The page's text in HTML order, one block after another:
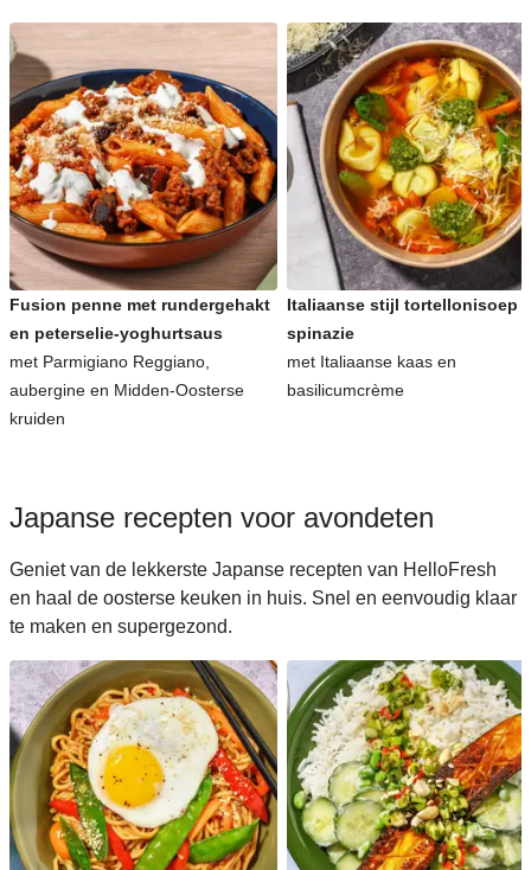
Fusion penne met rundergehakt
en peterselie-yoghurtsaus
met Parmigiano Reggiano,
aubergine en Midden-Oosterse
kruiden
Italiaanse stijl tortellonisoep
spinazie
met Italiaanse kaas en
basilicumcrème
Japanse recepten voor avondeten
Geniet van de lekkerste Japanse recepten van HelloFresh
en haal de oosterse keuken in huis. Snel en eenvoudig klaar
te maken en supergezond.